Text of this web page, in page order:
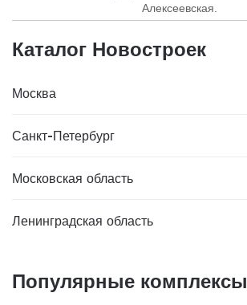
Алексеевская.
Каталог Новостроек
Москва
Санкт-Петербург
Московская область
Ленинградская область
Популярные комплексы